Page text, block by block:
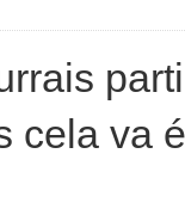
cela va